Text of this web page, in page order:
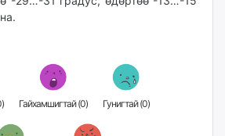
) Гайхамшигтай (0) Гунигтай (0)